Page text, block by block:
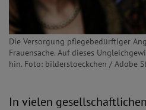
Die Versorgung pflegebedürftiger
Frauensache. Auf dieses
hin. Foto: bilderstoeckchen / Adobe
In vielen